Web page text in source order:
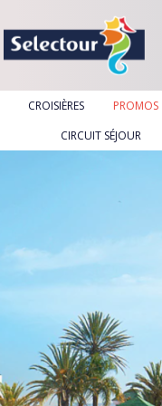
CROISIÈRES PROMOS
CIRCUIT SÉJOUR